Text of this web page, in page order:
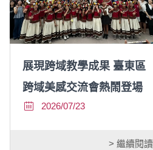
展現跨域教學成果 臺東區
跨域美感交流會熱鬧登場
2026/07/23
> 繼續閱讀